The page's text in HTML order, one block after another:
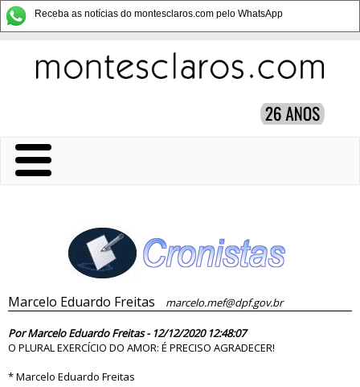
Receba as notícias do montesclaros.com pelo WhatsApp
Marcelo Eduardo Freitas
marcelo.mef@dpf.gov.br
Por Marcelo Eduardo Freitas - 12/12/2020 12:48:07
O PLURAL EXERCÍCIO DO AMOR: É PRECISO AGRADECER!
* Marcelo Eduardo Freitas